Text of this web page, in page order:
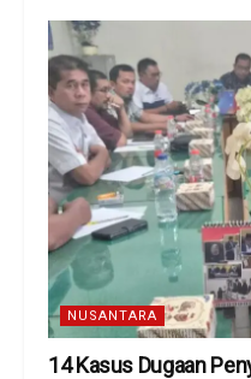
NUSANTARA
14 Kasus Dugaan